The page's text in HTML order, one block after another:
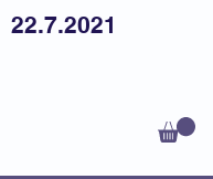
22.7.2021